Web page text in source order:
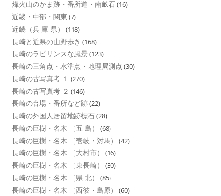
烽火山のかま跡・番所道・南畝石(16)
近畿・中部・関東 (7)
近畿（兵 庫 県） (118)
長崎と近県の山野歩き (168)
長崎のラビリンスな風景 (123)
長崎の三角点・水準点・地理局測点 (30)
長崎の古写真考 １ (270)
長崎の古写真考 ２ (146)
長崎の台場・番所など跡(22)
長崎の外国人居留地跡標石(28)
長崎の巨樹・名木 （五 島） (68)
長崎の巨樹・名木 （壱岐・対馬） (42)
長崎の巨樹・名木 （大村市） (16)
長崎の巨樹・名木 （東長崎） (30)
長崎の巨樹・名木 （県 北） (85)
長崎の巨樹・名木 （西彼・島原） (60)